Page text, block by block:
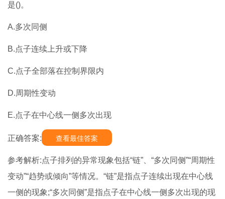
是()。
A.多次同侧
B.点子连续上升或下降
C.点子全部落在控制界限内
D.周期性变动
E.点子在中心线一侧多次出现
正确答案: 查看最佳答案
参考解析:点子排列的异常现象包括“链”、“多次同侧”“周期性
变动”“趋势或倾向”等情况。“链”是指点子连续出现在中心线
一侧的现象;“多次同侧”是指点子在中心线一侧多次出现的现